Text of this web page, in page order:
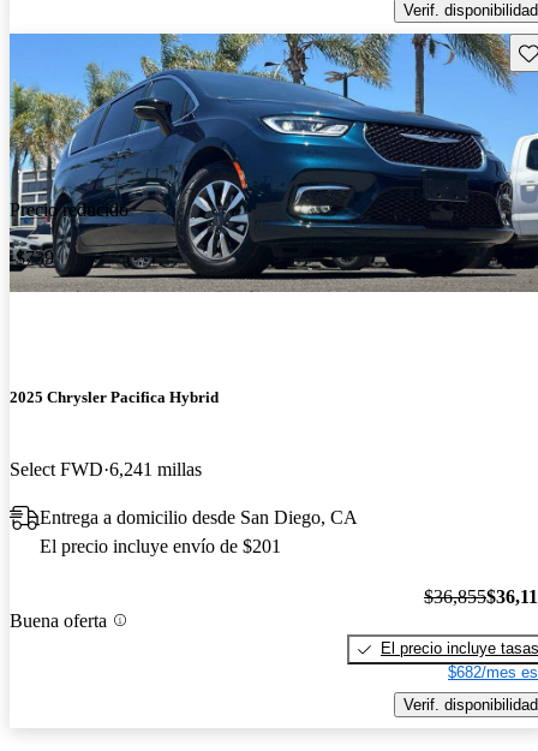
Verif. disponibilidad
Precio reducido
-$739
2025 Chrysler Pacifica Hybrid
Select FWD 6,241 millas
Entrega a domicilio desde San Diego, CA
El precio incluye envío de $201
Buena oferta
$36,855
El precio incluye tasas
$682/mes
Verif. disponibilidad